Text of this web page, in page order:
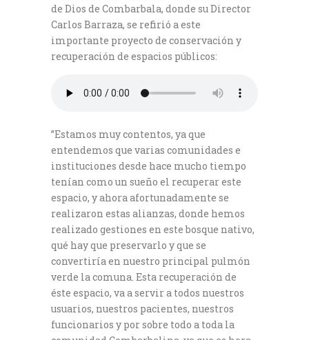
de Dios de Combarbala, donde su Director
Carlos Barraza, se refirió a este
importante proyecto de conservación y
recuperación de espacios públicos:
”Estamos muy contentos, ya que
entendemos que varias comunidades e
instituciones desde hace mucho tiempo
tenían como un sueño el recuperar este
espacio, y ahora afortunadamente se
realizaron estas alianzas, donde hemos
realizado gestiones en este bosque nativo,
qué hay que preservarlo y que se
convertiría en nuestro principal pulmón
verde la comuna. Esta recuperación de
éste espacio, va a servir a todos nuestros
usuarios, nuestros pacientes, nuestros
funcionarios y por sobre todo a toda la